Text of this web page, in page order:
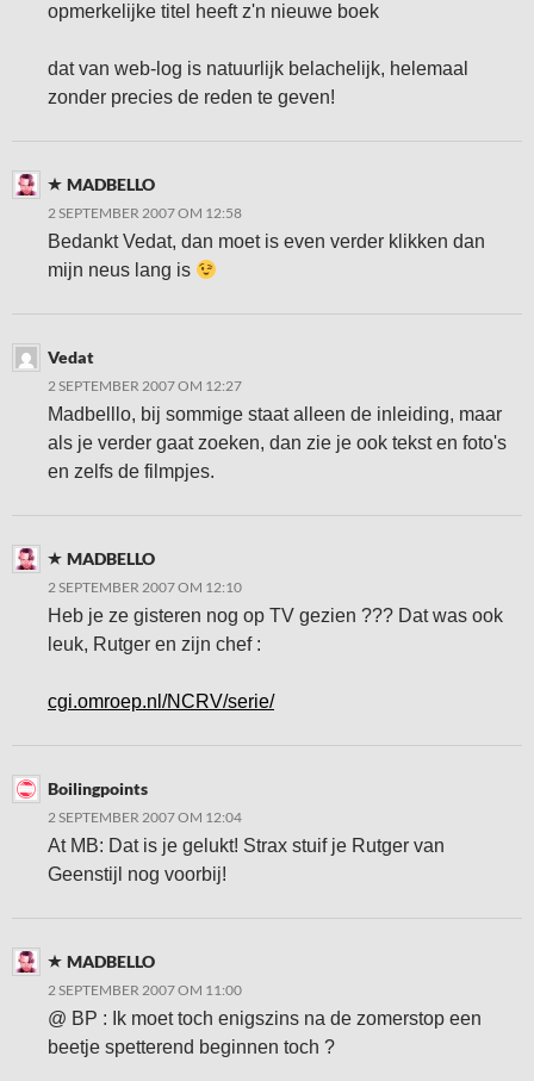
opmerkelijke titel heeft z'n nieuwe boek
dat van web-log is natuurlijk belachelijk, helemaal
zonder precies de reden te geven!
MADBELLO
2 SEPTEMBER 2007 OM 12:58
Bedankt Vedat, dan moet is even verder klikken dan
mijn neus lang is
Vedat
2 SEPTEMBER 2007 OM 12:27
Madbelllo, bij sommige staat alleen de inleiding, maar
als je verder gaat zoeken, dan zie je ook tekst en foto's
en zelfs de filmpjes.
MADBELLO
2 SEPTEMBER 2007 OM 12:10
Heb je ze gisteren nog op TV gezien ??? Dat was ook
leuk, Rutger en zijn chef :
cgi.omroep.nl/NCRV/serie/
Boilingpoints
2 SEPTEMBER 2007 OM 12:04
At MB: Dat is je gelukt! Strax stuif je Rutger van
Geenstijl nog voorbij!
MADBELLO
2 SEPTEMBER 2007 OM 11:00
@ BP : Ik moet toch enigszins na de zomerstop een
beetje spetterend beginnen toch ?